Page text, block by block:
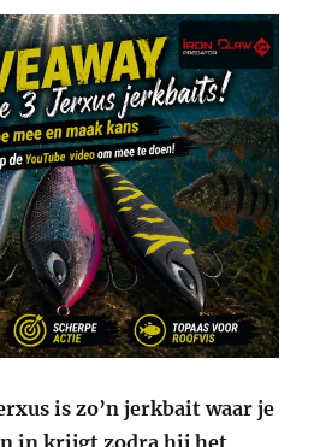
is zo’n jerkbait waar je
in krijgt zodra hij het